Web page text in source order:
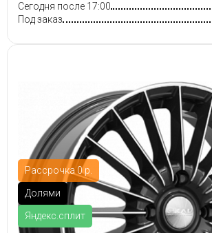
Сегодня после 17:00
Под заказ
Рассрочка 0 р.
Долями
Яндекс.сплит